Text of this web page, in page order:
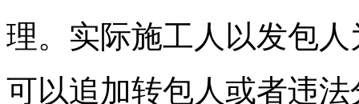
理。实际施工人以发包
可以追加转包人或者违